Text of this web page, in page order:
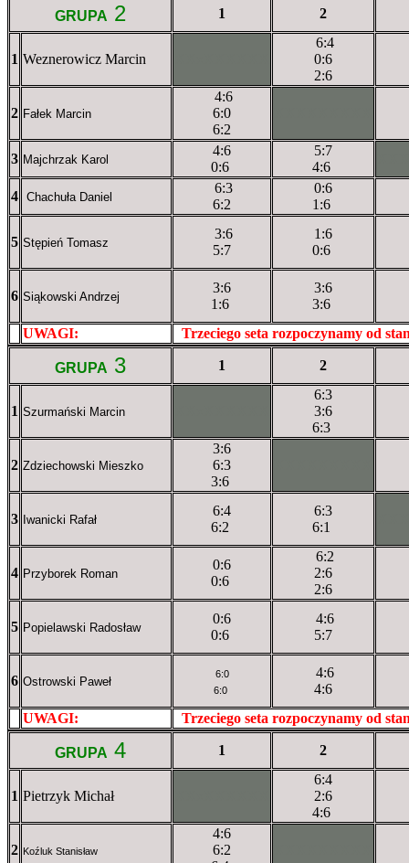
GRUPA 2 1 2
1 Weznerowicz Marcin
6:4
0:6
2:6
2 Fałek Marcin
4:6
6:0
6:2
3 Majchrzak Karol
4:6
0:6
5:7
4:6
4 Chachuła Daniel
6:3
6:2
0:6
1:6
5 Stępień Tomasz
3:6
5:7
1:6
0:6
6 Siąkowski Andrzej
3:6
1:6
3:6
3:6
UWAGI:
Trzeciego seta rozpoczynamy od
GRUPA 3 1 2
1 Szurmański Marcin
6:3
3:6
6:3
2 Zdziechowski Mieszko
3:6
6:3
3:6
3 Iwanicki Rafał
6:4
6:2
6:3
6:1
4 Przyborek Roman
0:6
0:6
6:2
2:6
2:6
5 Popielawski Radosław
0:6
0:6
4:6
5:7
6 Ostrowski Paweł
6:0
4:6
4:6
UWAGI:
Trzeciego seta rozpoczynamy od
GRUPA 4 1 2
1 Pietrzyk Michał
6:4
2:6
4:6
2 Koźluk Stanisław
4:6
6:2